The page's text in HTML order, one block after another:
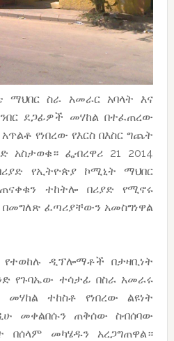
ማህበር ስራ አመራር አባላት እና
ደጋፊዎች መሃከል በተፈጠረው
የነበረው የእርስ በእስር ግጨት
አስታወቁ። ፌብረዋሪ 21 2014
የኢትዮጵያ ኮሚኒት ማህበር
ተከትሎ በሪያድ የሚኖሩ
ፈጣሪያቸውን አመስግነዋል
ዲፕሎማቶች በታዛቢነት
የጉባኤው ተሳታፊ በስራ አመራሩ
ተከስቶ የነበረው ልዩነት
መቀልበሱን ጠቅሰው ስብሰባው
በሰላም መካሄዱን አረጋግጠዋል።